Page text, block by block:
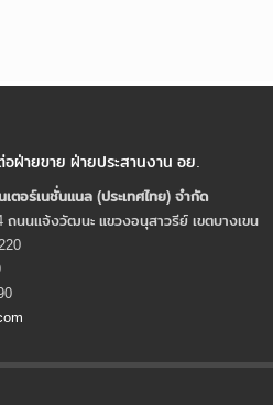
ฝ่ายขาย ฝ่ายประสานงาน อย.
ตอร์เนชั่นแนล (ประเทศไทย) จํากัด
ถนนแจ้งวัฒนะ แขวงอนุสาวรีย์ เขตบางเขน